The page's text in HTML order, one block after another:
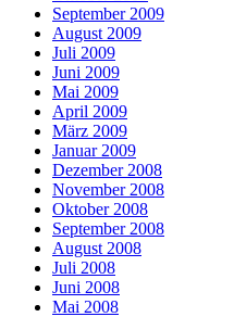
September 2009
August 2009
Juli 2009
Juni 2009
Mai 2009
April 2009
März 2009
Januar 2009
Dezember 2008
November 2008
Oktober 2008
September 2008
August 2008
Juli 2008
Juni 2008
Mai 2008